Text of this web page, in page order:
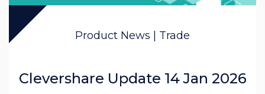
Product News | Trade
Clevershare Update 14 Jan 2026